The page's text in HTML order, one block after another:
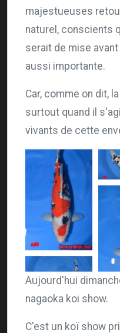
majestueuses
naturel, conscients
serait de mise
aussi importante.
Car, comme on dit,
surtout quand il
vivants de cette
Aujourd'hui
nagaoka koi show.
C'est un koï show